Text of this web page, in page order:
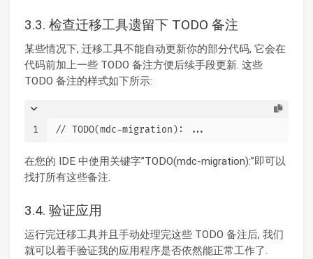
3.3. 检查迁移工具遗留下 TODO 备注
某些情况下, 迁移工具不能自动更新你的部分代码, 它会在
代码前加上一些 TODO 备注方便后续手段更新. 这些
TODO 备注的样式如下所示:
1 // TODO(mdc-migration): ...
在您的 IDE 中使用关键字”TODO(mdc-migration):”即可以
找打所有这些备注.
3.4. 验证应用
运行完迁移工具并且手动处理完这些 TODO 备注后, 我们
就可以着手验证我的应用程序是否依然能正常工作了.